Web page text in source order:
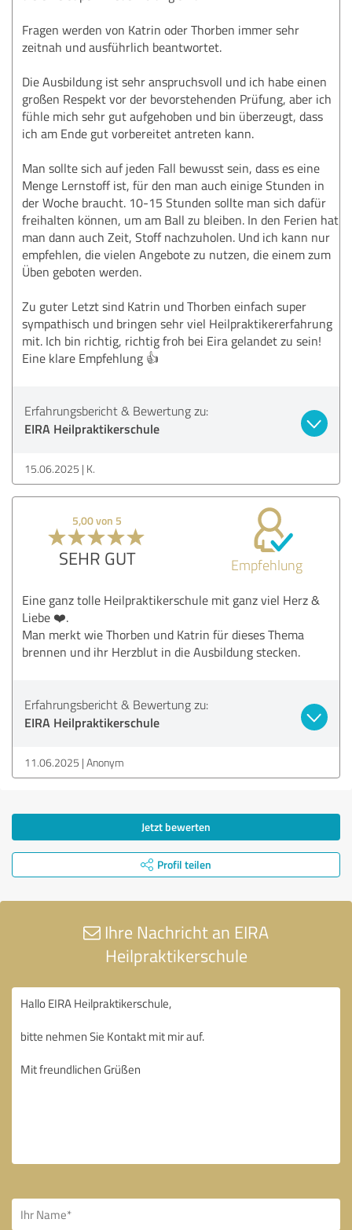
Fragen werden von Katrin oder Thorben immer sehr
zeitnah und ausführlich beantwortet.
Die Ausbildung ist sehr anspruchsvoll und ich habe einen
großen Respekt vor der bevorstehenden Prüfung, aber ich
fühle mich sehr gut aufgehoben und bin überzeugt, dass
ich am Ende gut vorbereitet antreten kann.
Man sollte sich auf jeden Fall bewusst sein, dass es eine
Menge Lernstoff ist, für den man auch einige Stunden in
der Woche braucht. 10-15 Stunden sollte man sich dafür
freihalten können, um am Ball zu bleiben. In den Ferien hat
man dann auch Zeit, Stoff nachzuholen. Und ich kann nur
empfehlen, die vielen Angebote zu nutzen, die einem zum
Üben geboten werden.
Zu guter Letzt sind Katrin und Thorben einfach super
sympathisch und bringen sehr viel Heilpraktikererfahrung
mit. Ich bin richtig, richtig froh bei Eira gelandet zu sein!
Eine klare Empfehlung 👍
Erfahrungsbericht & Bewertung zu:
EIRA Heilpraktikerschule
15.06.2025 K.
5,00 von 5
SEHR GUT Empfehlung
Eine ganz tolle Heilpraktikerschule mit ganz viel Herz &
Liebe ❤️.
Man merkt wie Thorben und Katrin für dieses Thema
brennen und ihr Herzblut in die Ausbildung stecken.
Erfahrungsbericht & Bewertung zu:
EIRA Heilpraktikerschule
11.06.2025 Anonym
Jetzt bewerten
Profil teilen
Ihre Nachricht an EIRA
Heilpraktikerschule